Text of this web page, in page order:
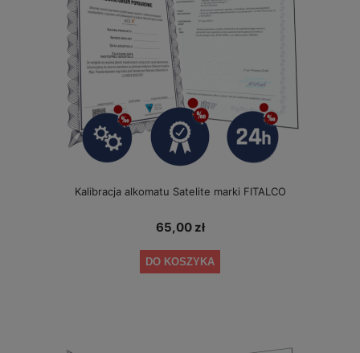
Kalibracja alkomatu Satelite marki FITALCO
65,00 zł
DO KOSZYKA